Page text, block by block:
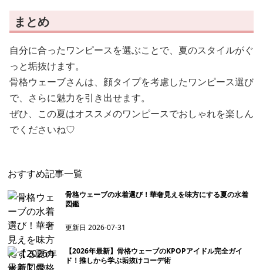
まとめ
自分に合ったワンピースを選ぶことで、夏のスタイルがぐ
っと垢抜けます。
骨格ウェーブさんは、顔タイプを考慮したワンピース選び
で、さらに魅力を引き出せます。
ぜひ、この夏はオススメのワンピースでおしゃれを楽しん
でくださいね♡
おすすめ記事一覧
骨格ウェーブの水着選び！華奢見えを味方にする夏の水着
図鑑
更新日2026-07-31
【2026年最新】骨格ウェーブのKPOPアイドル完全ガイ
ド！推しから学ぶ垢抜けコーデ術